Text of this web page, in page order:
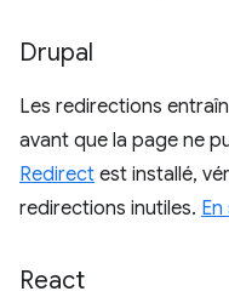
Drupal
Les redirections
avant que la page ne
Redirect est installé,
redirections inutiles.
React